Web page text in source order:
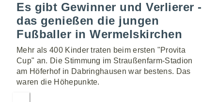
Es gibt Gewinner und Verlierer -
das genießen die jungen
Fußballer in Wermelskirchen
Mehr als 400 Kinder traten beim ersten "Provita
Cup" an. Die Stimmung im Straußenfarm-Stadion
am Höferhof in Dabringhausen war bestens. Das
waren die Höhepunkte.